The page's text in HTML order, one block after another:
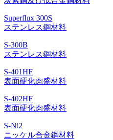
Superflux 300S
ステンレス鋼材料
S-300B
ステンレス鋼材料
S-401HF
表面硬化肉盛材料
S-402HF
表面硬化肉盛材料
S-Ni2
ニッケル合金鋼材料